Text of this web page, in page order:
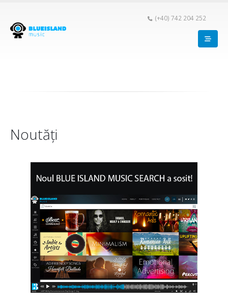
(+40) 742 204 252
Noutăți